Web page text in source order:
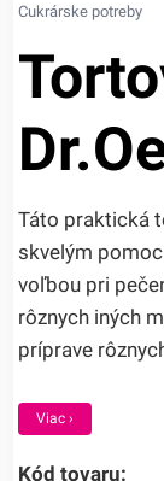
Cukrárske potreby
Táto praktická
skvelým
voľbou pri
rôznych iných
príprave
Viac ›
Kód tovaru: